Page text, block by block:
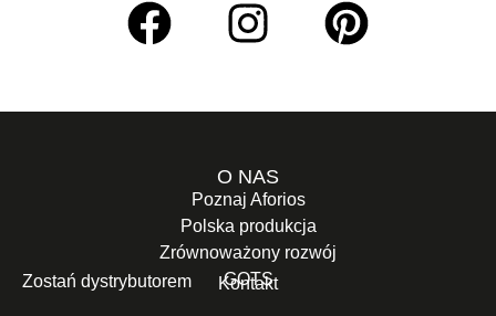
O NAS
Poznaj Aforios
Polska produkcja
Zrównoważony rozwój
GOTS
Zostań dystrybutorem Kontakt